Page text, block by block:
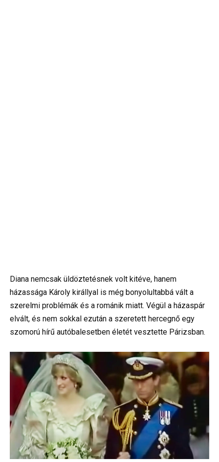
Diana nemcsak üldöztetésnek volt kitéve, hanem
házassága Károly királlyal is még bonyolultabbá vált a
szerelmi problémák és a románik miatt. Végül a házaspár
elvált, és nem sokkal ezután a szeretett hercegnő egy
szomorú hírű autóbalesetben életét vesztette Párizsban.